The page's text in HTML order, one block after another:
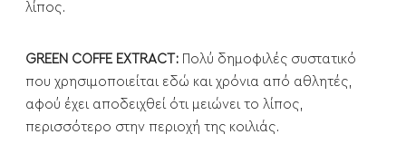
λίπος.
GREEN COFFE EXTRACT: Πολύ δημοφιλές συστατικό
που χρησιμοποιείται εδώ και χρόνια από αθλητές,
αφού έχει αποδειχθεί ότι μειώνει το λίπος,
περισσότερο στην περιοχή της κοιλιάς.